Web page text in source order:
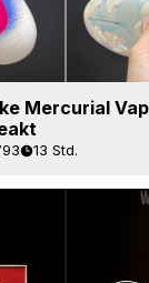
Mercurial
13 Std.